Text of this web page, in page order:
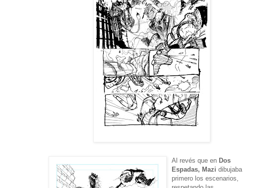
Al revés que en Dos
Espadas, Mazi dibujaba
primero los escenarios,